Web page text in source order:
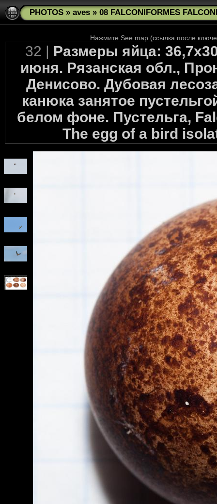
PHOTOS » aves » 08 FALCONIFORMES
Нажмите See map (ссылка после
32 | Размеры яйца:
июня. Рязанская обл.,
Денисово. Дубовая
канюка занятое
белом фоне. Пустельга,
The egg of a bird